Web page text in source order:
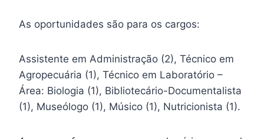
As oportunidades são para os cargos:
Assistente em Administração (2), Técnico em
Agropecuária (1), Técnico em Laboratório –
Área: Biologia (1), Bibliotecário-Documentalista
(1), Museólogo (1), Músico (1), Nutricionista (1).